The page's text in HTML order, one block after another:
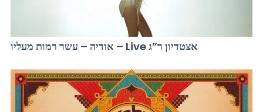
אודיה – עשר רמות מעליו – Live אצטדיון ר”ג